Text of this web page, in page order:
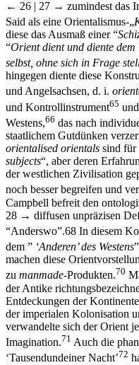
Said als eine Orientalismus-„
diese das Ausmaß einer “
“Orient dient und diente dem
selbst, ohne sich in Frage
hingegen diente diese
und Angelsachsen, d. i.
und Kontrollinstrument 65und
Westens,66das nach
staatlichem Gutdünken
orientalised orientalssind für
subjects“, aber deren
der westlichen Zivilisation
noch besser begreifen und
Campbell befreit den
28 →diffusen unpräzisen
“Anderswo”.68In diesem
dem ”‘Anderen’ des Westens
machen diese
zumanmade- Produkten.70
der Antike
Entdeckungen der
der imperialen Kolonisation
verwandelte sich der Orient
Imagination. 71Auch die
‘Tausendundeiner Nacht’72
Vorstellungen und